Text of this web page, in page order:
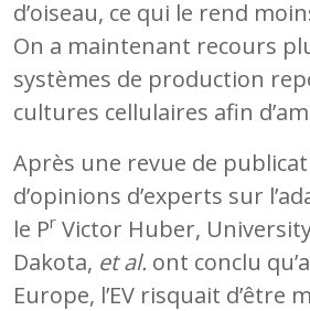
d’oiseau, ce qui le rend
On a maintenant recours
systèmes de production
cultures cellulaires afin
Après une revue de
d’opinions d’experts sur
le Pr Victor Huber,
Dakota, et al. ont conclu
Europe, l’EV risquait d’être